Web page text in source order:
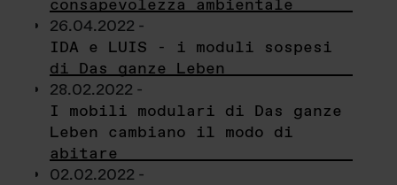
consapevolezza ambientale
26.04.2022 -
IDA e LUIS - i moduli sospesi
di Das ganze Leben
28.02.2022 -
I mobili modulari di Das ganze
Leben cambiano il modo di
abitare
02.02.2022 -